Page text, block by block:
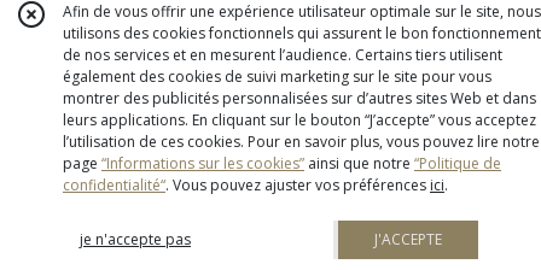
Afin de vous offrir une expérience utilisateur optimale sur le site, nous
utilisons des cookies fonctionnels qui assurent le bon fonctionnement
de nos services et en mesurent l’audience. Certains tiers utilisent
également des cookies de suivi marketing sur le site pour vous
montrer des publicités personnalisées sur d’autres sites Web et dans
leurs applications. En cliquant sur le bouton “J’accepte” vous acceptez
l’utilisation de ces cookies. Pour en savoir plus, vous pouvez lire notre
page “Informations sur les cookies” ainsi que notre “Politique de
confidentialité“. Vous pouvez ajuster vos préférences ici.
je n'accepte pas J'ACCEPTE